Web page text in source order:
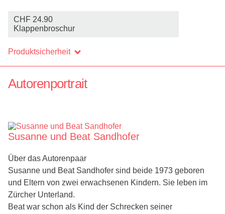
CHF 24.90
Klappenbroschur
Produktsicherheit
Autorenportrait
Susanne und Beat Sandhofer
Über das Autorenpaar
Susanne und Beat Sandhofer sind beide 1973 geboren
und Eltern von zwei erwachsenen Kindern. Sie leben im
Zürcher Unterland.
Beat war schon als Kind der Schrecken seiner